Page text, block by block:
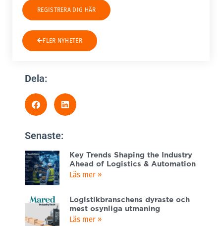
REGISTRERA DIG HÄR
FLER NYHETER
Dela:
Senaste:
Key Trends Shaping the Industry
Ahead of Logistics & Automation
Läs mer »
Logistikbranschens dyraste och
mest osynliga utmaning
Läs mer »